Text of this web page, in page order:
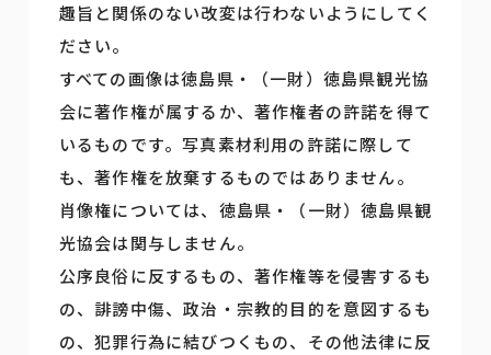
趣旨と関係のない改変は行わないようにしてく
ださい。
すべての画像は徳島県・（一財）徳島県観光協
会に著作権が属するか、著作権者の許諾を得て
いるものです。写真素材利用の許諾に際して
も、著作権を放棄するものではありません。
肖像権については、徳島県・（一財）徳島県観
光協会は関与しません。
公序良俗に反するもの、著作権等を侵害するも
の、誹謗中傷、政治・宗教的目的を意図するも
の、犯罪行為に結びつくもの、その他法律に反